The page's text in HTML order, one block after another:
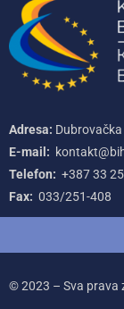
Adresa:
E-mail:
Telefon: +387‌ 33‌
Fax: 033/251-408
© 2023 – Sva prava